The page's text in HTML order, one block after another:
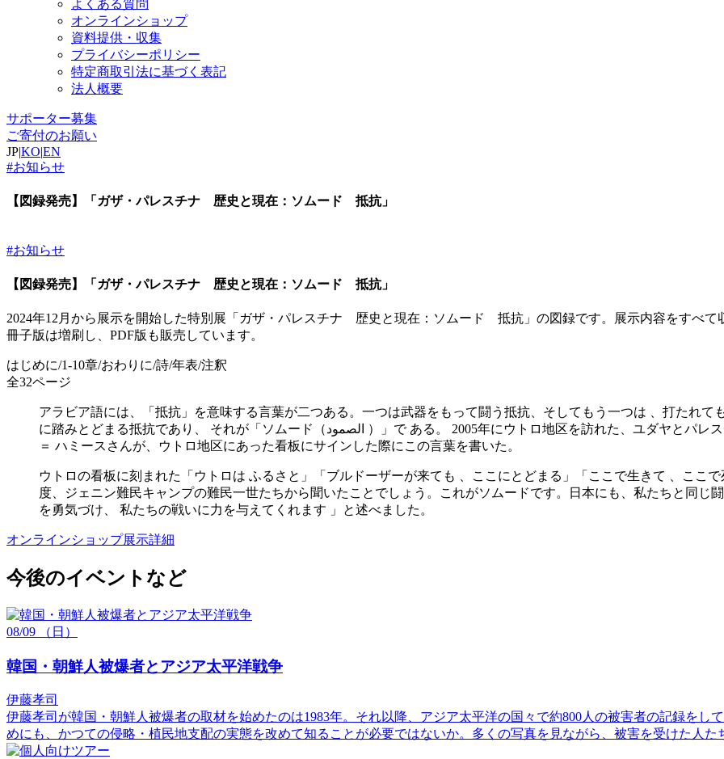
よくある質問
オンラインショップ
資料提供・収集
プライバシーポリシー
特定商取引法に基づく表記
法人概要
サポーター募集
ご寄付のお願い
JP|KO|EN
#お知らせ
【図録発売】「ガザ・パレスチナ 歴史と現在：ソムード 抵抗」
#お知らせ
【図録発売】「ガザ・パレスチナ 歴史と現在：ソムード 抵抗」
2024年12月から展示を開始した特別展「ガザ・パレスチナ 歴史と現在：ソムード 抵抗」の図録です。展示内容をすべて
冊子版は増刷し、PDF版も販売しています。
はじめに/1-10章/おわりに/詩/年表/注釈
全32ページ
アラビア語には、「抵抗」を意味する言葉が二つある。一つは武器をもって闘う抵抗、そしてもう一つは 、打たれて
に踏みとどまる抵抗であり、 それが「ソムード（الصمود ）」で ある。 2005年にウトロ地区を訪れた、ユダヤとパレスチナの二つのルーツをもつ、俳優のジュリアーノ・メル
＝ ハミースさんが、ウトロ地区にあった看板にサインした際にこの言葉を書いた。
ウトロの看板に刻まれた「ウトロは ふるさと」「ブルドーザーが来ても 、ここにとどまる」「ここで生きて 、ここ
度、ジェニン難民キャンプの難民一世たちから聞いたことでしょう。これがソムードです。日本にも、私たちと同じ
を勇気づけ、 私たちの戦いに力を与えてくれます 」と述べました。
オンラインショップ展示詳細
今後のイベントなど
08/09 （日）
韓国・朝鮮人被爆者とアジア太平洋戦争
伊藤孝司
伊藤孝司が韓国・朝鮮人被爆者の取材を始めたのは1983年。それ以降、アジア太平洋の国々で約800人の被害者の記録をし
めにも、かつての侵略・植民地支配の実態を改めて知ることが必要ではないか。多くの写真を見ながら、被害を受けた人